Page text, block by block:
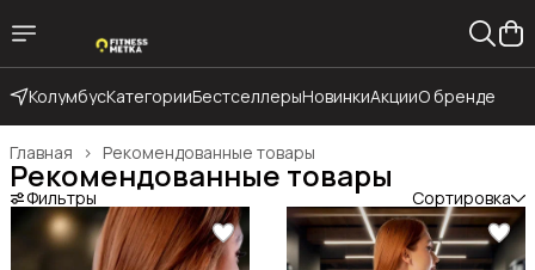
КолумбусКатегорииБестселлерыНовинкиАкцииО бренде
Рекомендованные товары
Главная ›
Рекомендованные товары
Фильтры Сортировка